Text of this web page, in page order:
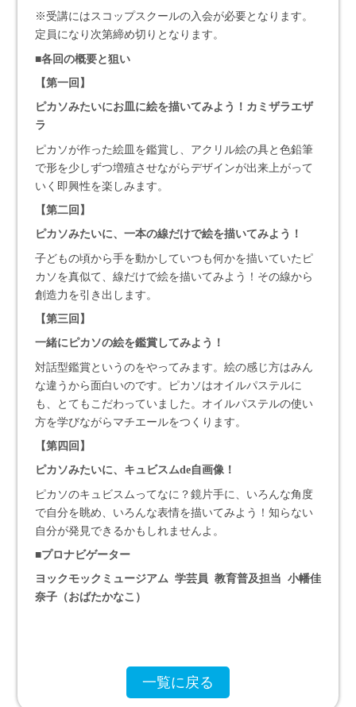
※受講にはスコップスクールの入会が必要となります。
定員になり次第締め切りとなります。
■各回の概要と狙い
【第一回 】
ピカソみたいにお皿に絵を描いてみよう！カミザラエザ
ラ
ピカソが作った絵皿を鑑賞し、アクリル絵の具と色鉛筆
で形を少しずつ増殖させながらデザインが出来上がって
いく即興性を楽しみます。
【第二回 】
ピカソみたいに、一本の線だけで絵を描いてみよう！
子どもの頃から手を動かしていつも何かを描いていたピ
カソを真似て、線だけで絵を描いてみよう！その線から
創造力を引き出します。
【第三回 】
一緒にピカソの絵を鑑賞してみよう！
対話型鑑賞というのをやってみます。絵の感じ方はみん
な違うから面白いのです。ピカソはオイルパステルに
も、とてもこだわっていました。オイルパステルの使い
方を学びながらマチエールをつくります。
【第四回 】
ピカソみたいに、キュビスムde自画像！
ピカソのキュビスムってなに？鏡片手に、いろんな角度
で自分を眺め、いろんな表情を描いてみよう！知らない
自分が発見できるかもしれませんよ。
■プロナビゲーター
ヨックモックミュージアム 学芸員 教育普及担当 小幡佳
奈子（おばたかなこ）
一覧に戻る